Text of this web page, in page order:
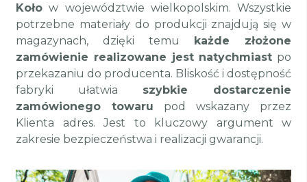
Koło w województwie wielkopolskim. Wszystkie
potrzebne materiały do produkcji znajdują się w
magazynach, dzięki temu każde złożone
zamówienie realizowane jest natychmiast po
przekazaniu do producenta. Bliskość i dostępność
fabryki ułatwia szybkie dostarczenie
zamówionego towaru pod wskazany przez
Klienta adres. Jest to kluczowy argument w
zakresie bezpieczeństwa i realizacji gwarancji.